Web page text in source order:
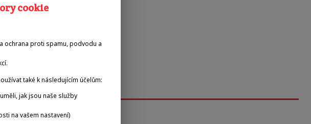
cookie
ochrana proti spamu, podvodu a
také k následujícím účelům:
jak jsou naše služby
na vašem nastavení)